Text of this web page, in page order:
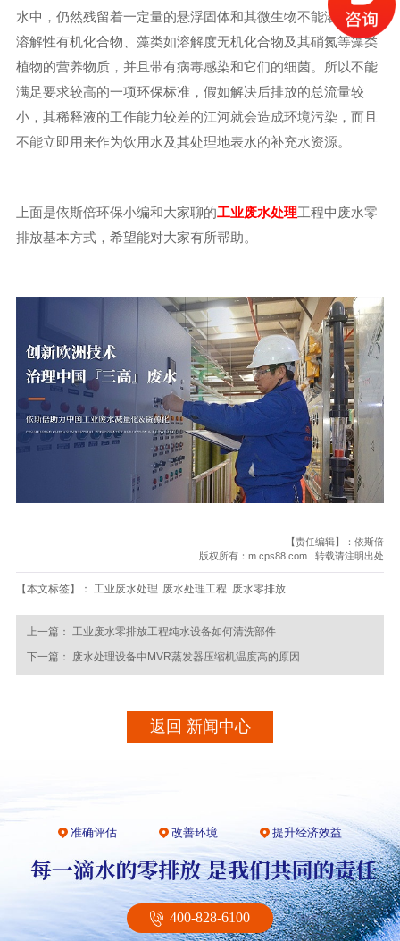
水中，仍然残留着一定量的悬浮固体和其微生物不能溶于水的
溶解性有机化合物、藻类如溶解度无机化合物及其硝氮等藻类
植物的营养物质，并且带有病毒感染和它们的细菌。所以不能
满足要求较高的一项环保标准，假如解决后排放的总流量较
小，其稀释液的工作能力较差的江河就会造成环境污染，而且
不能立即用来作为饮用水及其处理地表水的补充水资源。
上面是依斯倍环保小编和大家聊的工业废水处理工程中废水零
排放基本方式，希望能对大家有所帮助。
【责任编辑】：依斯倍
版权所有：m.cps88.com 转载请注明出处
【本文标签】： 工业废水处理 废水处理工程 废水零排放
上一篇： 工业废水零排放工程纯水设备如何清洗部件
下一篇： 废水处理设备中MVR蒸发器压缩机温度高的原因
返回 新闻中心
准确评估 改善环境 提升经济效益
400-828-6100